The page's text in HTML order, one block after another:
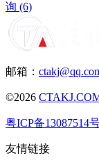
询 (6)
邮箱：
©2026
粤ICP备13087514
友情链接